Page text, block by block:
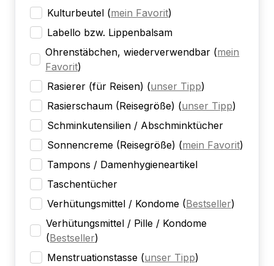
Kulturbeutel (mein Favorit)
Labello bzw. Lippenbalsam
Ohrenstäbchen, wiederverwendbar (mein
Favorit)
Rasierer (für Reisen) (unser Tipp)
Rasierschaum (Reisegröße) (unser Tipp)
Schminkutensilien / Abschminktücher
Sonnencreme (Reisegröße) (mein Favorit)
Tampons / Damenhygieneartikel
Taschentücher
Verhütungsmittel / Kondome (Bestseller)
Verhütungsmittel / Pille / Kondome
(Bestseller)
Menstruationstasse (unser Tipp)